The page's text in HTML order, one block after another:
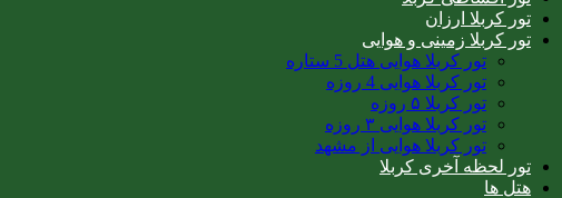
تور کربلا ارزان
تور کربلا زمینی و هوایی
تور کربلا هوایی هتل 5 ستاره
تور کربلا هوایی 4 روزه
تور کربلا ۵ روزه
تور کربلا هوایی ۳ روزه
تور کربلا هوایی از مشهد
تور لحظه آخری کربلا
هتل ها